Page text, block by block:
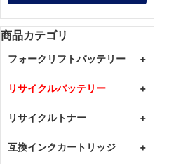
商品カテゴリ
フォークリフトバッテリー +
GSユアサ
リーチ式
リーチ式
エナジーウィズ（新神戸）
リサイクルバッテリー +
MAKITA
HIKOKI
リサイクルトナー +
CANON
互換インクカートリッジ +